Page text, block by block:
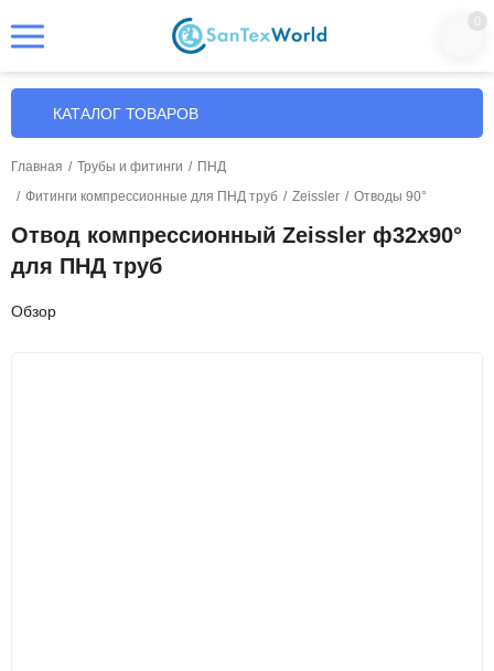
0
КАТАЛОГ ТОВАРОВ
Главная / Трубы и фитинги / ПНД
/ Фитинги компрессионные для ПНД труб / Zeissler / Отводы 90°
Отвод компрессионный Zeissler ф32х90°
для ПНД труб
Обзор